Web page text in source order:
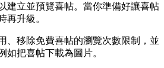
建立並預覽喜帖。當你準備好讓喜帖
再升級。
、移除免費喜帖的瀏覽次數限制，並
如把喜帖下載為圖片。